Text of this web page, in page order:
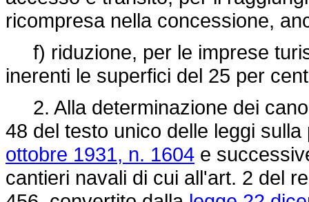
ricompresa nella concessione,
f) riduzione, per le imprese
inerenti le superfici del 25 per
2. Alla determinazione dei
48 del testo unico delle leggi
ottobre 1931, n. 1604 e
cantieri navali di cui all'art. 2 del